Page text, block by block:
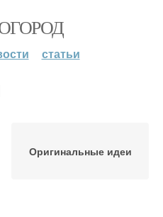
статьи
Оригинальные идеи